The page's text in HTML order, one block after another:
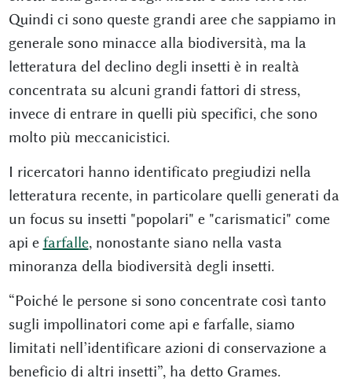
Quindi ci sono queste grandi aree che sappiamo in
generale sono minacce alla biodiversità, ma la
letteratura del declino degli insetti è in realtà
concentrata su alcuni grandi fattori di stress,
invece di entrare in quelli più specifici, che sono
molto più meccanicistici.
I ricercatori hanno identificato pregiudizi nella
letteratura recente, in particolare quelli generati da
un focus su insetti "popolari" e "carismatici" come
api e farfalle, nonostante siano nella vasta
minoranza della biodiversità degli insetti.
“Poiché le persone si sono concentrate così tanto
sugli impollinatori come api e farfalle, siamo
limitati nell’identificare azioni di conservazione a
beneficio di altri insetti”, ha detto Grames.